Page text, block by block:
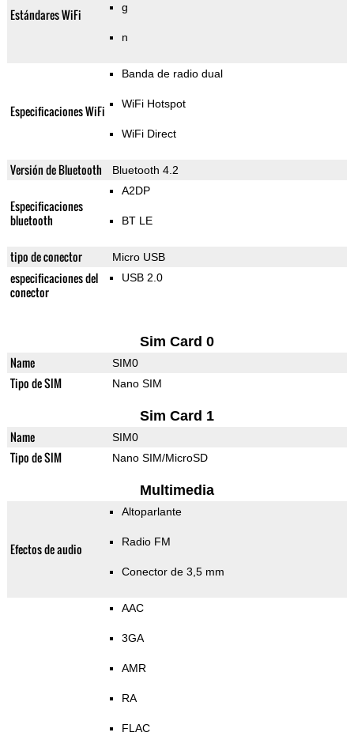
Estándares WiFi g
n
Especificaciones WiFi
Banda de radio dual
WiFi Hotspot
WiFi Direct
Versión de Bluetooth Bluetooth 4.2
Especificaciones
bluetooth
A2DP
BT LE
tipo de conector Micro USB
especificaciones del
conector
USB 2.0
Sim Card 0
Name SIM0
Tipo de SIM Nano SIM
Sim Card 1
Name SIM0
Tipo de SIM Nano SIM/MicroSD
Multimedia
Efectos de audio
Altoparlante
Radio FM
Conector de 3,5 mm
AAC
3GA
AMR
RA
FLAC